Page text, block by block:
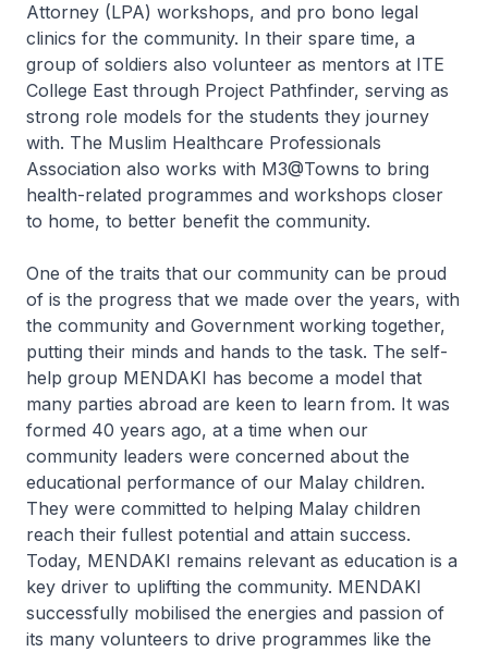
Attorney (LPA) workshops, and pro bono legal
clinics for the community. In their spare time, a
group of soldiers also volunteer as mentors at ITE
College East through Project Pathfinder, serving as
strong role models for the students they journey
with. The Muslim Healthcare Professionals
Association also works with M3@Towns to bring
health-related programmes and workshops closer
to home, to better benefit the community.
One of the traits that our community can be proud
of is the progress that we made over the years, with
the community and Government working together,
putting their minds and hands to the task. The self-
help group MENDAKI has become a model that
many parties abroad are keen to learn from. It was
formed 40 years ago, at a time when our
community leaders were concerned about the
educational performance of our Malay children.
They were committed to helping Malay children
reach their fullest potential and attain success.
Today, MENDAKI remains relevant as education is a
key driver to uplifting the community. MENDAKI
successfully mobilised the energies and passion of
its many volunteers to drive programmes like the